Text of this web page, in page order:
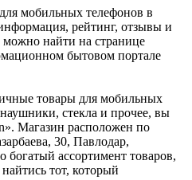
мобильных телефонов в
рейтинг, отзывы и
можно найти на странице
бытовом портале
товары для мобильных
стекла и прочее, вы
Магазин расположен по
30, Павлодар,
богатый ассортимент товаров,
тот, который